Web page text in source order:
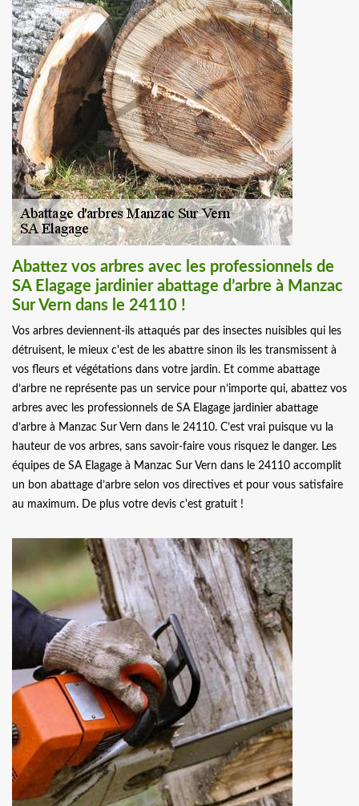
Abattez vos arbres avec les professionnels de
SA Elagage jardinier abattage d’arbre à Manzac
Sur Vern dans le 24110 !
Vos arbres deviennent-ils attaqués par des insectes nuisibles qui les
détruisent, le mieux c'est de les abattre sinon ils les transmissent à
vos fleurs et végétations dans votre jardin. Et comme abattage
d’arbre ne représente pas un service pour n’importe qui, abattez vos
arbres avec les professionnels de SA Elagage jardinier abattage
d’arbre à Manzac Sur Vern dans le 24110. C’est vrai puisque vu la
hauteur de vos arbres, sans savoir-faire vous risquez le danger. Les
équipes de SA Elagage à Manzac Sur Vern dans le 24110 accomplit
un bon abattage d’arbre selon vos directives et pour vous satisfaire
au maximum. De plus votre devis c'est gratuit !